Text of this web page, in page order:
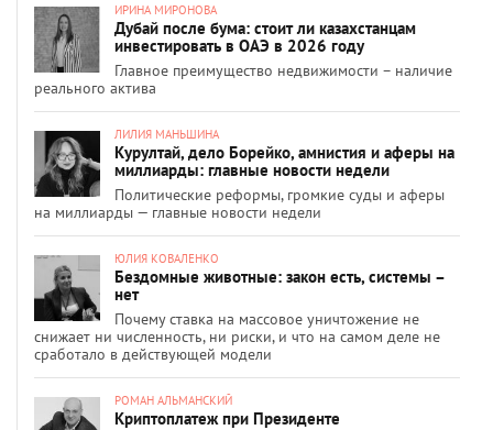
ИРИНА МИРОНОВА
Дубай после бума: стоит ли казахстанцам
инвестировать в ОАЭ в 2026 году
Главное преимущество недвижимости – наличие
реального актива
ЛИЛИЯ МАНЬШИНА
Курултай, дело Борейко, амнистия и аферы на
миллиарды: главные новости недели
Политические реформы, громкие суды и аферы
на миллиарды — главные новости недели
ЮЛИЯ КОВАЛЕНКО
Бездомные животные: закон есть, системы –
нет
Почему ставка на массовое уничтожение не
снижает ни численность, ни риски, и что на самом деле не
сработало в действующей модели
РОМАН АЛЬМАНСКИЙ
Криптоплатеж при Президенте